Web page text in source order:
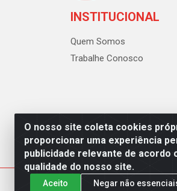
O nosso site coleta cookies
proporcionar uma experiência
publicidade relevante de acordo
qualidade do nosso site.
Aceito Negar não
INSTITUCIONAL
Quem Somos
Trabalhe Conosco